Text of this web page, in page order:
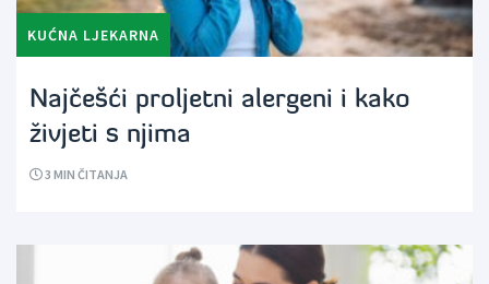
KUĆNA LJEKARNA
Najčešći proljetni alergeni i kako
živjeti s njima
3 MIN ČITANJA